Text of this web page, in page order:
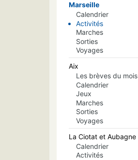
Marseille
Calendrier
Activités
Marches
Sorties
Voyages
Aix
Les brèves du mois
Calendrier
Jeux
Marches
Sorties
Voyages
La Ciotat et Aubagne
Calendrier
Activités